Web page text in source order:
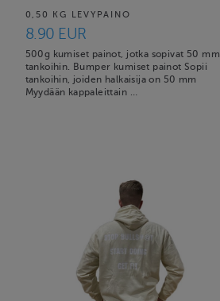
0,50 KG LEVYPAINO
8.90 EUR
500g kumiset painot, jotka sopivat 50 mm
tankoihin. Bumper kumiset painot Sopii
tankoihin, joiden halkaisija on 50 mm
Myydään kappaleittain …